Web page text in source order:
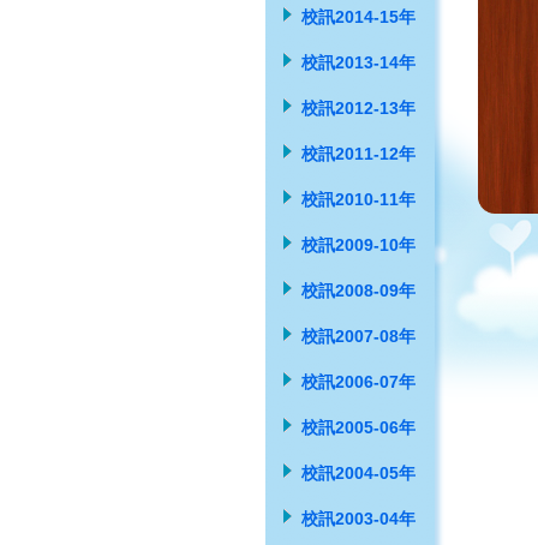
校訊2014-15年
校訊2013-14年
校訊2012-13年
校訊2011-12年
校訊2010-11年
校訊2009-10年
校訊2008-09年
校訊2007-08年
校訊2006-07年
校訊2005-06年
校訊2004-05年
校訊2003-04年